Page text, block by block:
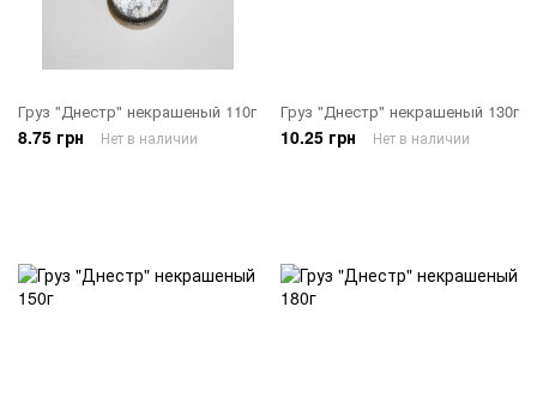
Груз "Днестр" некрашеный 110г
8.75 грн Нет в наличии
Груз "Днестр" некрашеный 130г
10.25 грн Нет в наличии